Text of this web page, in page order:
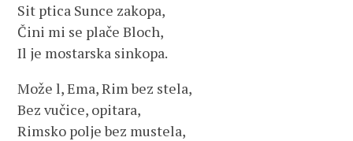
Sit ptica Sunce zakopa,
Čini mi se plače Bloch,
Il je mostarska sinkopa.
Može l, Ema, Rim bez stela,
Bez vučice, opitara,
Rimsko polje bez mustela,